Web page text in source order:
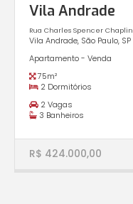
Vila Andrade
Rua Charles Spencer Chaplin
Vila Andrade, São Paulo, SP
Apartamento - Venda
75m²
2 Dormitórios
2 Vagas
3 Banheiros
R$ 424.000,00